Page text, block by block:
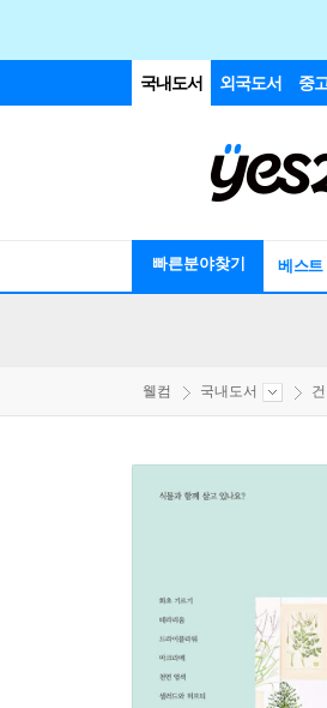
국내도서 외국도서 중
빠른분야찾기 베스트
웰컴 국내도서